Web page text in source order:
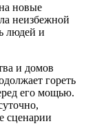
новые
неизбежной
людей и
и домов
гореть
его мощью.
сценарии